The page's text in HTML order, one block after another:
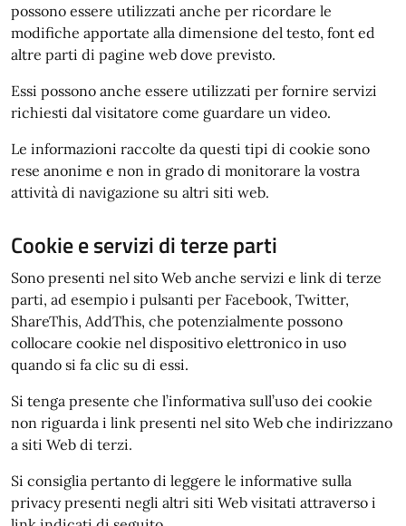
possono essere utilizzati anche per ricordare le
modifiche apportate alla dimensione del testo, font ed
altre parti di pagine web dove previsto.
Essi possono anche essere utilizzati per fornire servizi
richiesti dal visitatore come guardare un video.
Le informazioni raccolte da questi tipi di cookie sono
rese anonime e non in grado di monitorare la vostra
attività di navigazione su altri siti web.
Cookie e servizi di terze parti
Sono presenti nel sito Web anche servizi e link di terze
parti, ad esempio i pulsanti per Facebook, Twitter,
ShareThis, AddThis, che potenzialmente possono
collocare cookie nel dispositivo elettronico in uso
quando si fa clic su di essi.
Si tenga presente che l’informativa sull’uso dei cookie
non riguarda i link presenti nel sito Web che indirizzano
a siti Web di terzi.
Si consiglia pertanto di leggere le informative sulla
privacy presenti negli altri siti Web visitati attraverso i